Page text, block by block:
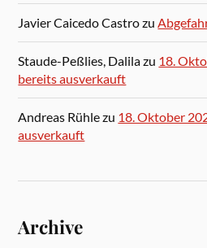
Javier Caicedo Castrozu
Staude-Peßlies, Dalilazu 18.
bereits ausverkauft
Andreas Rühlezu 18. Oktober
ausverkauft
Archive